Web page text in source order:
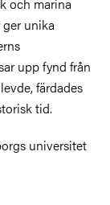
unika
upp fynd från
färdades
tid.
universitet